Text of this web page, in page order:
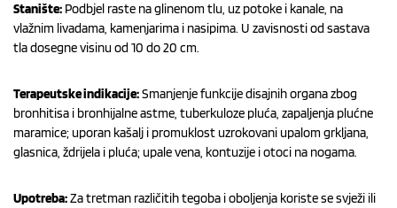
Stanište: Podbjel raste na glinenom tlu, uz potoke i kanale, na
vlažnim livadama, kamenjarima i nasipima. U zavisnosti od sastava
tla dosegne visinu od 10 do 20 cm.
Terapeutske indikacije:Smanjenje funkcije disajnih organa zbog
bronhitisa i bronhijalne astme, tuberkuloze pluća, zapaljenja plućne
maramice; uporan kašalj i promuklost uzrokovani upalom grkljana,
glasnica, ždrijela i pluća; upale vena, kontuzije i otoci na nogama.
Upotreba:Za tretman različitih tegoba i oboljenja koriste se svježi ili